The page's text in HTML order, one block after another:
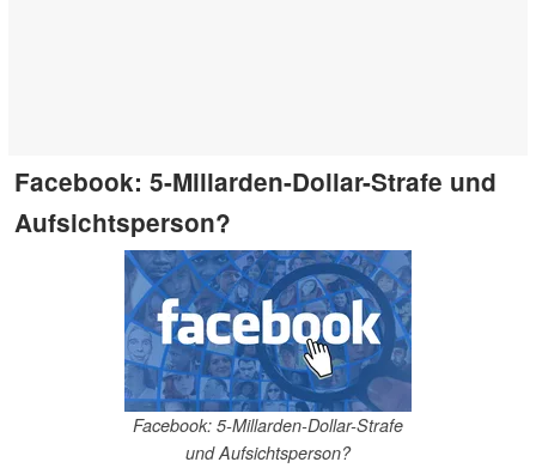
Facebook: 5-Millarden-Dollar-Strafe und
Aufsichtsperson?
Facebook: 5-Millarden-Dollar-Strafe
und Aufsichtsperson?